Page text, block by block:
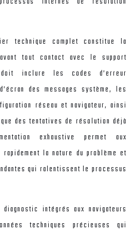
technique complet constitue la
tout contact avec le support
inclure les codes d’erreur
des messages système, les
réseau et navigateur, ainsi
des tentatives de résolution déjà
exhaustive permet aux
la nature du problème et
qui ralentissent le processus
intégrés aux navigateurs
techniques précieuses qui